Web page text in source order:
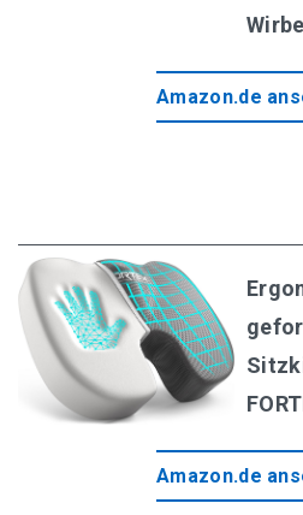
Ergonomische Sitzkissen
Buch Empfehlungen
Amazon.de
Amazon.de